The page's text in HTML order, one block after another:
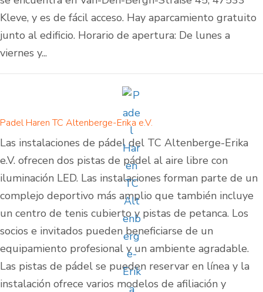
Kleve, y es de fácil acceso. Hay aparcamiento gratuito
junto al edificio. Horario de apertura: De lunes a
viernes y...
Padel Haren TC Altenberge-Erika e.V.
Las instalaciones de pádel del TC Altenberge-Erika
e.V. ofrecen dos pistas de pádel al aire libre con
iluminación LED. Las instalaciones forman parte de un
complejo deportivo más amplio que también incluye
un centro de tenis cubierto y pistas de petanca. Los
socios e invitados pueden beneficiarse de un
equipamiento profesional y un ambiente agradable.
Las pistas de pádel se pueden reservar en línea y la
instalación ofrece varios modelos de afiliación y